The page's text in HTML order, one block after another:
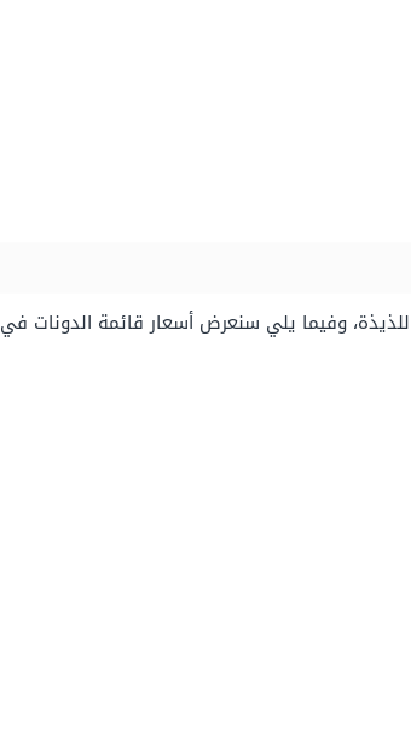
بتنوعها ولذتها، حيث يتم تقديم أكثر من 30 نوع من الدونات اللذيذة، وفيما يلي سنعرض أسعار قائمة الدونات في